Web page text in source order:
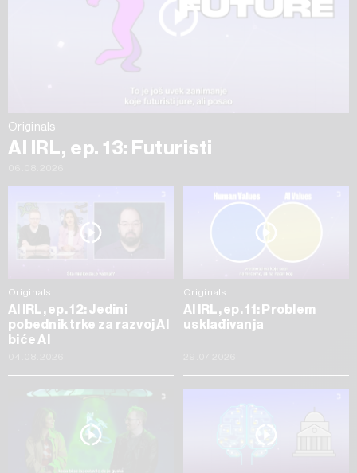
Originals
AI IRL, ep. 13: Futuristi
Originals
AI IRL, ep. 12: Jedini
pobednik trke za razvoj AI
biće AI
Originals
AI IRL, ep. 11: Problem
usklađivanja